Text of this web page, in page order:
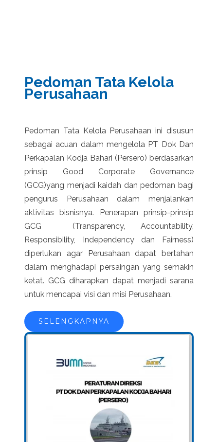
Pedoman Tata Kelola
Perusahaan
Pedoman Tata Kelola Perusahaan ini disusun
sebagai acuan dalam mengelola PT Dok Dan
Perkapalan Kodja Bahari (Persero) berdasarkan
prinsip Good Corporate Governance
(GCG)yang menjadi kaidah dan pedoman bagi
pengurus Perusahaan dalam menjalankan
aktivitas bisnisnya. Penerapan prinsip-prinsip
GCG (Transparency, Accountability,
Responsibility, Independency dan Fairness)
diperlukan agar Perusahaan dapat bertahan
dalam menghadapi persaingan yang semakin
ketat. GCG diharapkan dapat menjadi sarana
untuk mencapai visi dan misi Perusahaan.
SELENGKAPNYA